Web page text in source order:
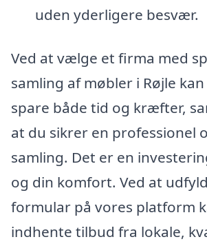
uden yderligere besvær.
Ved at vælge et firma med
samling af møbler i Røjle
spare både tid og kræfter,
at du sikrer en professionel
samling. Det er en
og din komfort. Ved at
formular på vores platform
indhente tilbud fra lokale,